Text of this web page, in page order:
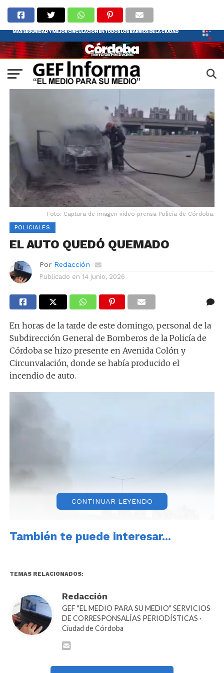
Foto: Captura de imagen video prensa Policía de Córdoba.
POLICIALES
EL AUTO QUEDÓ QUEMADO
Por Redacción
Publicado en 14 junio, 2026
En horas de la tarde de este domingo, personal de la
Subdirección General de Bomberos de la Policía de
Córdoba se hizo presente en Avenida Colón y
Circunvalación, donde se había producido el
incendio de auto.
CONTINUAR LEYENDO
También te puede interesar...
TEMAS RELACIONADOS:
Redacción
GEF "EL MEDIO PARA SU MEDIO" SERVICIOS
DE CORRESPONSALÍAS PERIODÍSTICAS ·
Ciudad de Córdoba